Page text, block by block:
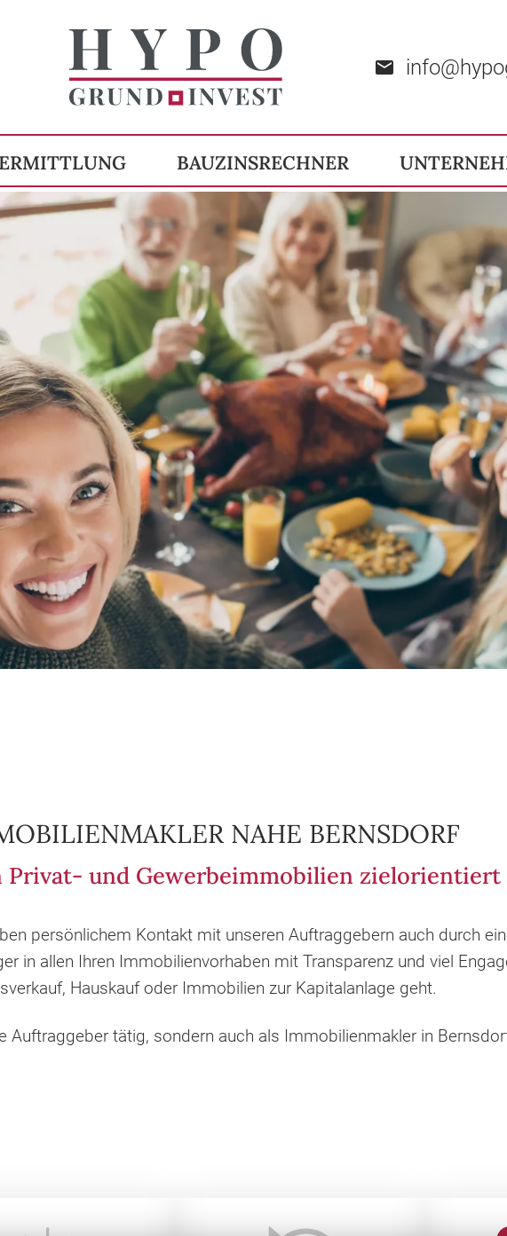
BAUZINSRECHNER
Ihre
NAHE BERNSDORF
Privat- und Gewerbeimmobilien zielorientiert
persönlichem Kontakt mit unseren Auftraggebern auch durch
in allen Ihren Immobilienvorhaben mit Transparenz und viel
Hauskauf oder Immobilien zur Kapitalanlage geht.
Auftraggeber tätig, sondern auch als Immobilienmakler in